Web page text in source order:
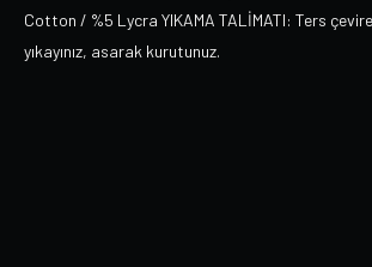
Cotton / %5 Lycra YIKAMA TALİMATI: Ters
yıkayınız, asarak kurutunuz.